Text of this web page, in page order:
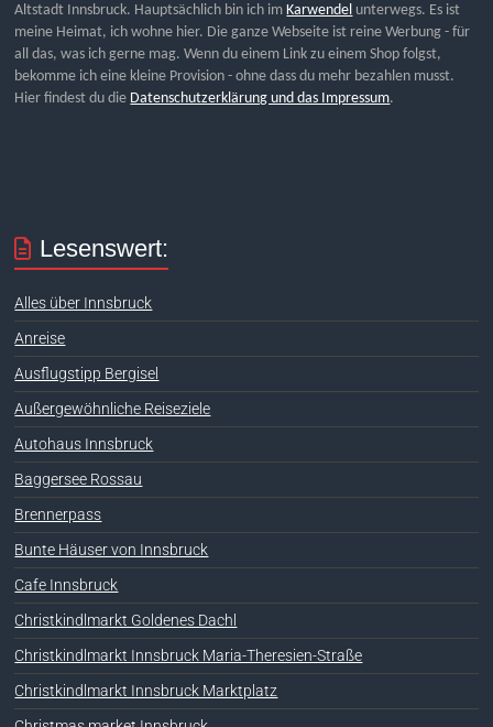
Altstadt Innsbruck. Hauptsächlich bin ich imKarwendel unterwegs. Es ist
meine Heimat, ich wohne hier. Die ganze Webseite ist reine Werbung - für
all das, was ich gerne mag. Wenn du einem Link zu einem Shop folgst,
bekomme ich eine kleine Provision - ohne dass du mehr bezahlen musst.
Hier findest du die Datenschutzerklärung und das Impressum.
Lesenswert:
Alles über Innsbruck
Anreise
Ausflugstipp Bergisel
Außergewöhnliche Reiseziele
Autohaus Innsbruck
Baggersee Rossau
Brennerpass
Bunte Häuser von Innsbruck
Cafe Innsbruck
Christkindlmarkt Goldenes Dachl
Christkindlmarkt Innsbruck Maria-Theresien-Straße
Christkindlmarkt Innsbruck Marktplatz